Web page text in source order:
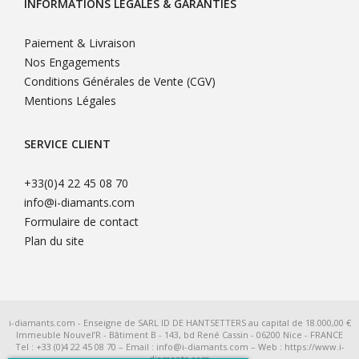
INFORMATIONS LÉGALES & GARANTIES
Paiement & Livraison
Nos Engagements
Conditions Générales de Vente (CGV)
Mentions Légales
SERVICE CLIENT
+33(0)4 22 45 08 70
info@i-diamants.com
Formulaire de contact
Plan du site
i-diamants.com - Enseigne de SARL ID DE HANTSETTERS au capital de 18.000,00 €
Immeuble Nouvel’R - Bâtiment B - 143, bd René Cassin - 06200 Nice - FRANCE
Tel : +33 (0)4 22 45 08 70 – Email : info@i-diamants.com – Web : https://www.i-